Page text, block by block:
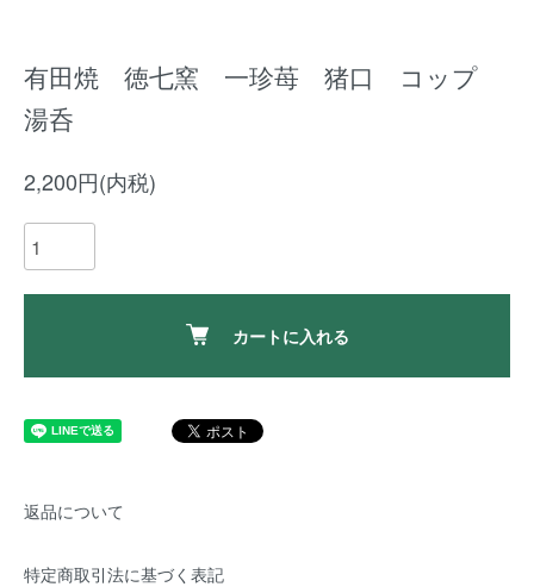
有田焼 徳七窯 一珍苺 猪口 コップ
湯呑
2,200円(内税)
カートに入れる
返品について
特定商取引法に基づく表記